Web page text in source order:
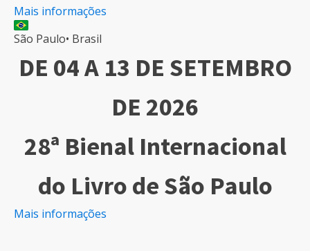
Mais informações
São Paulo• Brasil
DE 04 A 13 DE SETEMBRO
DE 2026
28ª Bienal Internacional
do Livro de São Paulo
Mais informações